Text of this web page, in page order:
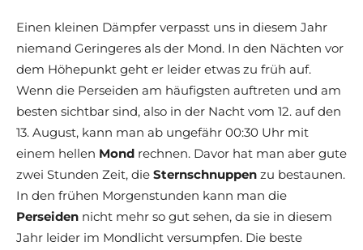
Einen kleinen Dämpfer verpasst uns in diesem Jahr
niemand Geringeres als der Mond. In den Nächten vor
dem Höhepunkt geht er leider etwas zu früh auf.
Wenn die Perseiden am häufigsten auftreten und am
besten sichtbar sind, also in der Nacht vom 12. auf den
13. August, kann man ab ungefähr 00:30 Uhr mit
einem hellen Mond rechnen. Davor hat man aber gute
zwei Stunden Zeit, die Sternschnuppen zu bestaunen.
In den frühen Morgenstunden kann man die
Perseiden nicht mehr so gut sehen, da sie in diesem
Jahr leider im Mondlicht versumpfen. Die beste